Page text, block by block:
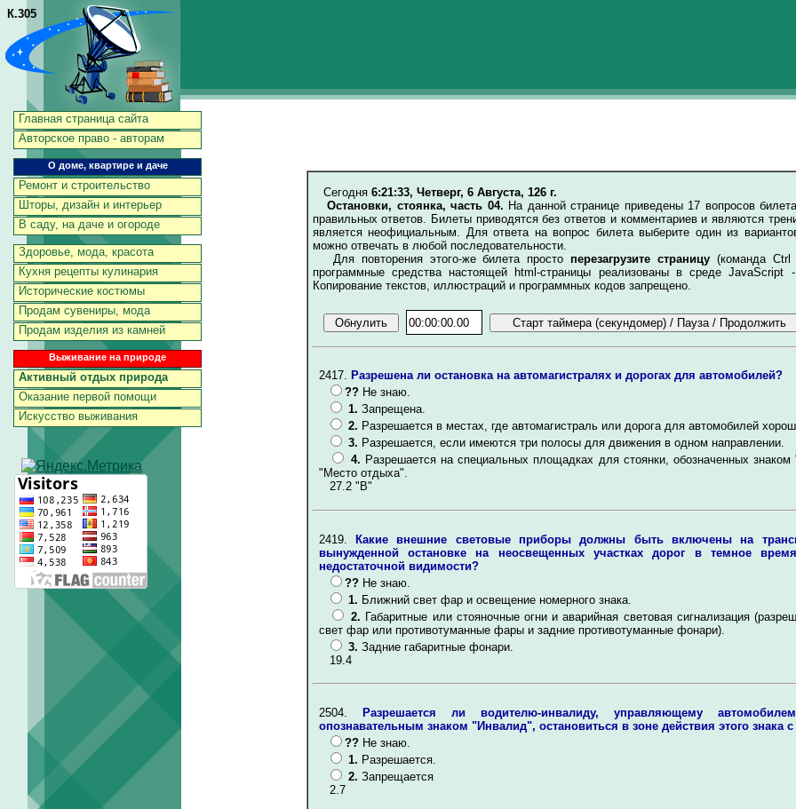
К.305
Главная страница сайта
Авторское право - авторам
О доме, квартире и даче
Ремонт и строительство
Шторы, дизайн и интерьер
В саду, на даче и огороде
Здоровье, мода, красота
Кухня рецепты кулинария
Исторические костюмы
Продам сувениры, мода
Продам изделия из камней
Выживание на природе
Активный отдых природа
Оказание первой помощи
Искусство выживания
Сегодня 6:21:33, Четверг, 6 Августа, 126 г.
Остановки, стоянка, часть 04. На данной странице приведены 17 вопросов
правильных ответов. Билеты приводятся без ответов и комментариев и являются
является неофициальным. Для ответа на вопрос билета выберите один из
можно отвечать в любой последовательности.
Для повторения этого-же билета просто перезагрузите страницу (команда
программные средства настоящей html-страницы реализованы в среде JavaScript
Копирование текстов, иллюстраций и программных кодов запрещено.
2417. Разрешена ли остановка на автомагистралях и дорогах для автомобилей?
?? Не знаю.
1. Запрещена.
2. Разрешается в местах, где автомагистраль или дорога для автомобилей
3. Разрешается, если имеются три полосы для движения в одном направлении.
4. Разрешается на специальных площадках для стоянки, обозначенных
"Место отдыха".
27.2 "В"
2419. Какие внешние световые приборы должны быть включены на
вынужденной остановке на неосвещенных участках дорог в темное
недостаточной видимости?
?? Не знаю.
1. Ближний свет фар и освещение номерного знака.
2. Габаритные или стояночные огни и аварийная световая сигнализация
свет фар или противотуманные фары и задние противотуманные фонари).
3. Задние габаритные фонари.
19.4
2504.
Разрешается ли водителю-инвалиду, управляющему
опознавательным знаком "Инвалид", остановиться в зоне действия этого знака
?? Не знаю.
1. Разрешается.
2. Запрещается
2.7